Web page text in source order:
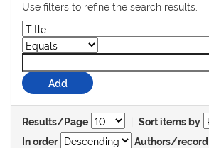
Use filters to refine the search results.
Results/Page | Sort items by
In order
Authors/record